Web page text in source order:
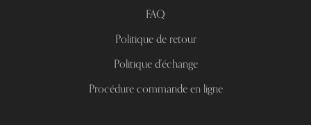
FAQ
Politique de retour
Politique d'échange
Procédure commande en ligne